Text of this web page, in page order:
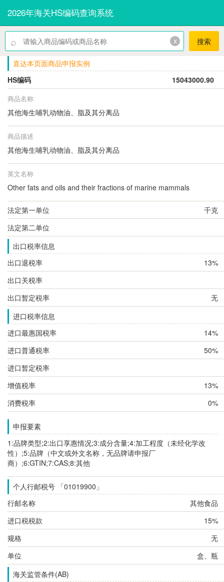
2026年海关HS编码查询系统
⌕ x 搜索
直达本页面商品申报实例
HS编码
15043000.90
商品名称
其他海生哺乳动物油、脂及其分离品
商品描述
其他海生哺乳动物油、脂及其分离品
英文名称
Other fats and oils and their fractions of marine mammals
法定第一单位
千克
法定第二单位
出口税率信息
出口退税率
13%
出口关税率
出口暂定税率
无
进口税率信息
进口最惠国税率
14%
进口普通税率
50%
进口暂定税率
增值税率
13%
消费税率
0%
申报要素
1:品牌类型;2:出口享惠情况;3:成分含量;4:加工程度（未经化学改
性）;5:品牌（中文或外文名称，无品牌请申报厂
商）;6:GTIN;7:CAS;8:其他
个人行邮税号 「01019900」
行邮名称
其他食品
进口税税款
15%
规格
无
单位
盒、瓶
海关监管条件(AB)